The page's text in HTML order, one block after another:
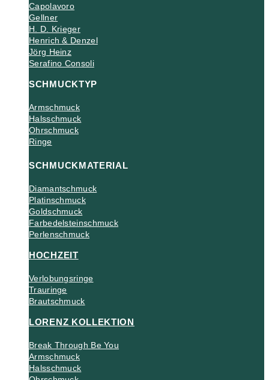
Capolavoro
Gellner
H. D. Krieger
Henrich & Denzel
Jörg Heinz
Serafino Consoli
SCHMUCKTYP
Armschmuck
Halsschmuck
Ohrschmuck
Ringe
SCHMUCKMATERIAL
Diamantschmuck
Platinschmuck
Goldschmuck
Farbedelsteinschmuck
Perlenschmuck
HOCHZEIT
Verlobungsringe
Trauringe
Brautschmuck
LORENZ KOLLEKTION
Break Through Be You
Armschmuck
Halsschmuck